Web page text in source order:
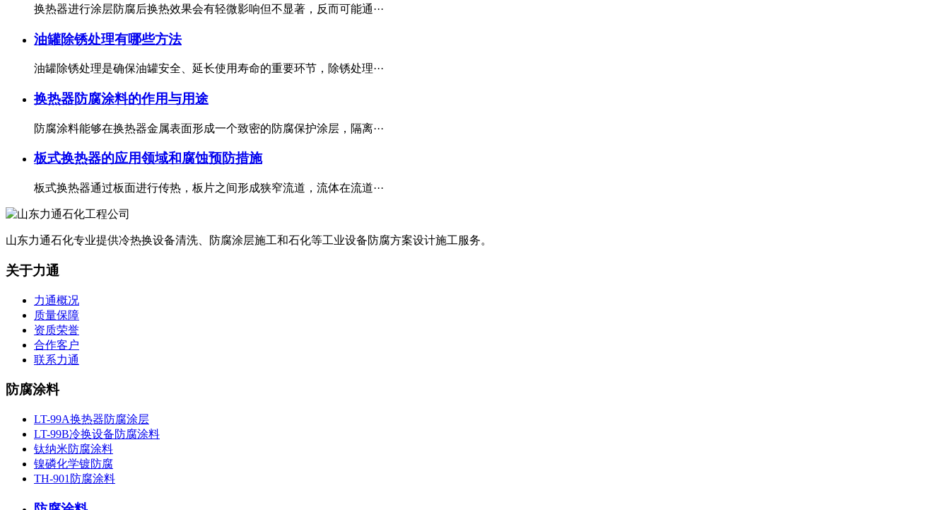
换热器进行涂层防腐后换热效果会有轻微影响但不显著，反而可能通···
油罐除锈处理有哪些方法
油罐除锈处理是确保油罐安全、延长使用寿命的重要环节，除锈处理···
换热器防腐涂料的作用与用途
防腐涂料能够在换热器金属表面形成一个致密的防腐保护涂层，隔离···
板式换热器的应用领域和腐蚀预防措施
板式换热器通过板面进行传热，板片之间形成狭窄流道，流体在流道···
山东力通石化专业提供冷热换设备清洗、防腐涂层施工和石化等工业设备防腐方案设计施工服务。
关于力通
力通概况
质量保障
资质荣誉
合作客户
联系力通
防腐涂料
LT-99A换热器防腐涂层
LT-99B冷换设备防腐涂料
钛纳米防腐涂料
镍磷化学镀防腐
TH-901防腐涂料